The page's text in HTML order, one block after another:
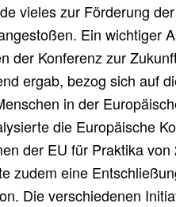
vieles zur Förderung der
Ein wichtiger
der Konferenz zur
ergab, bezog sich auf
in der
die Europäische
der EU für Praktika von
zudem eine
Die verschiedenen